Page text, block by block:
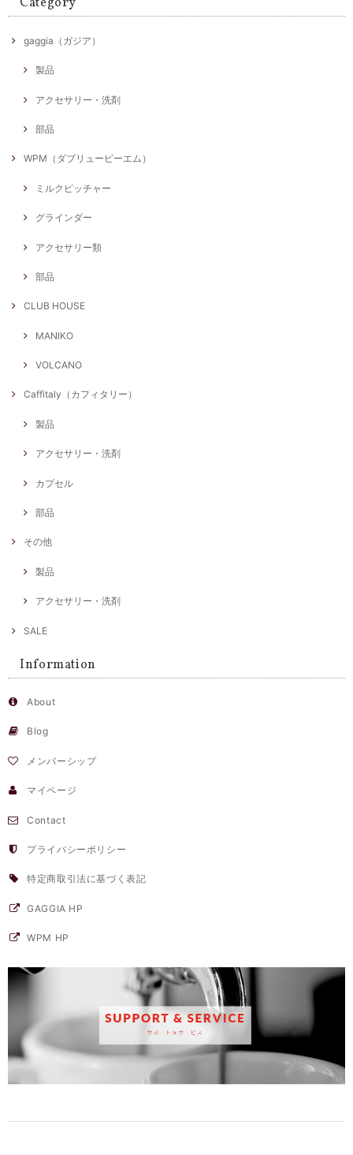
Category
gaggia（ガジア）
製品
アクセサリー・洗剤
部品
WPM（ダブリューピーエム）
ミルクピッチャー
グラインダー
アクセサリー類
部品
CLUB HOUSE
MANIKO
VOLCANO
Caffitaly（カフィタリー）
製品
アクセサリー・洗剤
カプセル
部品
その他
製品
アクセサリー・洗剤
SALE
Information
About
Blog
メンバーシップ
マイページ
Contact
プライバシーポリシー
特定商取引法に基づく表記
GAGGIA HP
WPM HP